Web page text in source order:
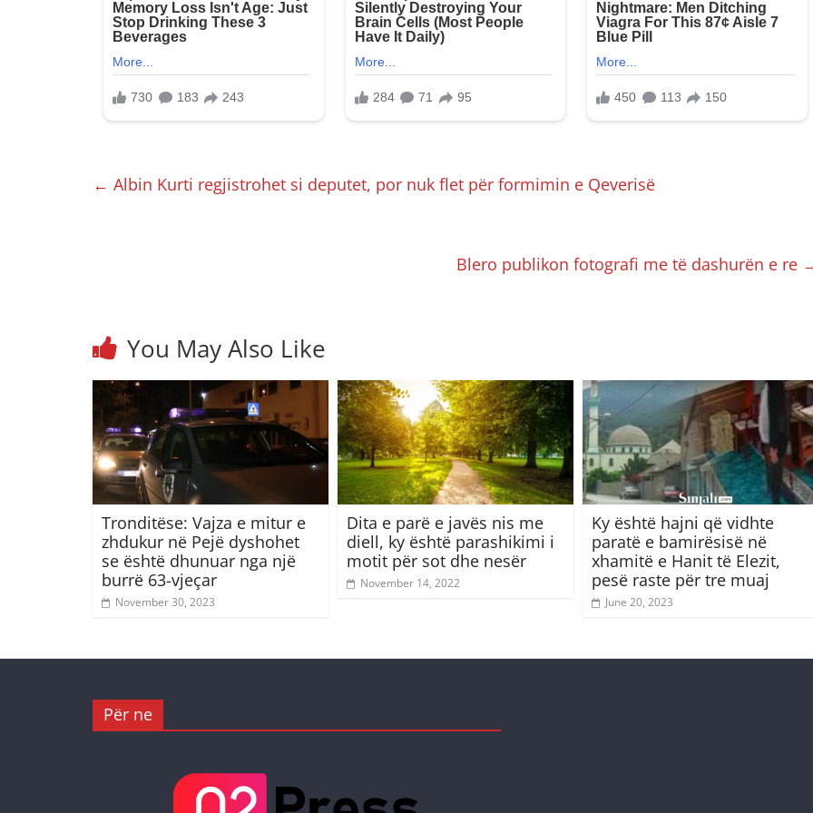
← Albin Kurti regjistrohet si deputet, por nuk flet për formimin e Qeverisë
Blero publikon fotografi me të dashurën e re
You May Also Like
Tronditëse: Vajza e mitur e
zhdukur në Pejë dyshohet
se është dhunuar nga një
burrë 63-vjeçar
November 30, 2023
Dita e parë e javës nis me
diell, ky është parashikimi i
motit për sot dhe nesër
November 14, 2022
Ky është hajni që vidhte
paratë e bamirësisë në
xhamitë e Hanit të Elezit,
pesë raste për tre muaj
June 20, 2023
Për ne